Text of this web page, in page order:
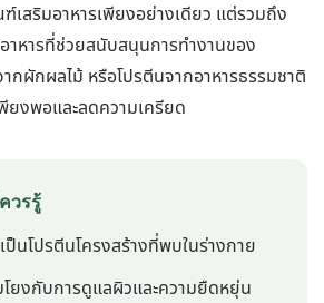
สริมอาหารเพียงอย่างเดียว แต่รวมถึง
าหารที่ช่วยสนับสนุนการทำงานของ
กผักผลไม้ หรือโปรตีนจากอาหารธรรมชาติ
ยงพอและลดความเครียด
วรรู้
นโปรตีนโครงสร้างที่พบในร่างกาย
ยงกับการดูแลผิวและความยืดหยุ่น